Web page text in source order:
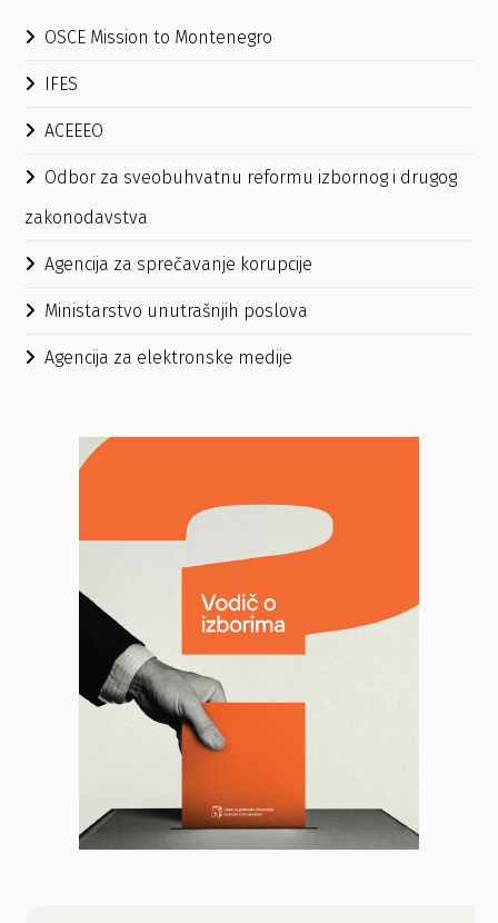
OSCE Mission to Montenegro
IFES
ACEEEO
Odbor za sveobuhvatnu reformu izbornog i drugog
zakonodavstva
Agencija za sprečavanje korupcije
Ministarstvo unutrašnjih poslova
Agencija za elektronske medije